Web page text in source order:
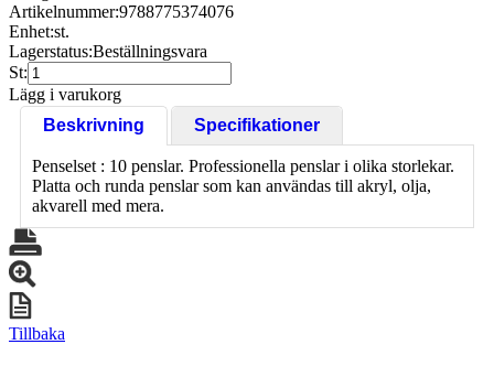
Artikelnummer:9788775374076
Enhet:st.
Lagerstatus:Beställningsvara
St:
Lägg i varukorg
Beskrivning
Specifikationer
Penselset : 10 penslar. Professionella penslar i olika storlekar.
Platta och runda penslar som kan användas till akryl, olja,
akvarell med mera.
Tillbaka